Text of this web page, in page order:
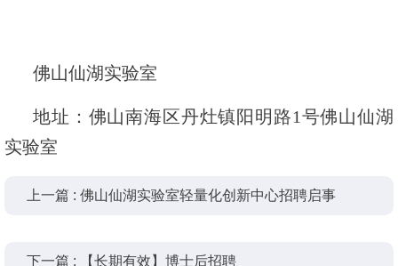
佛山仙湖实验室
地址：佛山南海区丹灶镇阳明路1号佛山仙湖
实验室
上一篇 : 佛山仙湖实验室轻量化创新中心招聘启事
下一篇 : 【长期有效】博士后招聘